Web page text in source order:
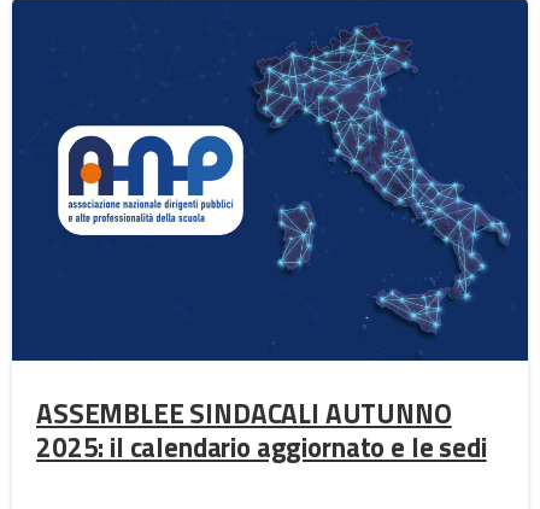
ASSEMBLEE SINDACALI AUTUNNO
2025: il calendario aggiornato e le sedi